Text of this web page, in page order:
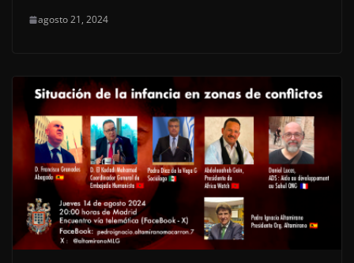
agosto 21, 2024